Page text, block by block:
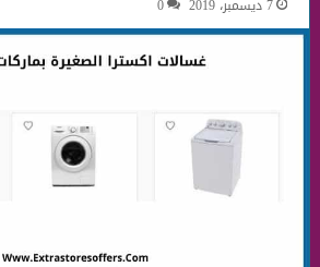
7 ديسمبر، 2019 0